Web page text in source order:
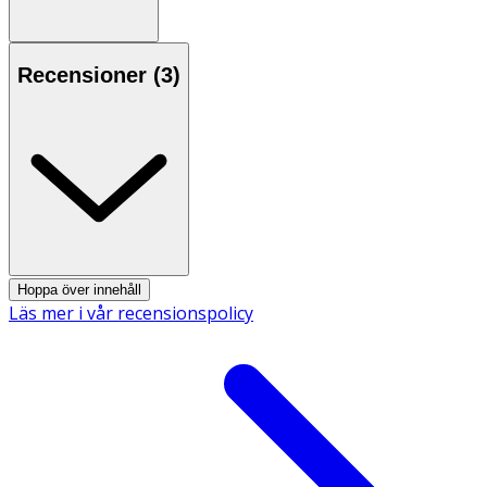
Recensioner (3)
Hoppa över innehåll
Läs mer i vår recensionspolicy